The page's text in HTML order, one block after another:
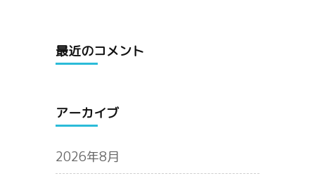
最近のコメント
アーカイブ
2026年8月